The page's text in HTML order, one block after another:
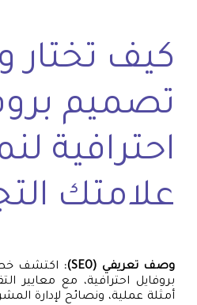
كيف تختار
تصميم
احترافية
علامتك
وصف تعريفي (SEO):
اكتشف
بروفايل احترافية، مع معايير
أمثلة عملية، ونصائح لإدارة